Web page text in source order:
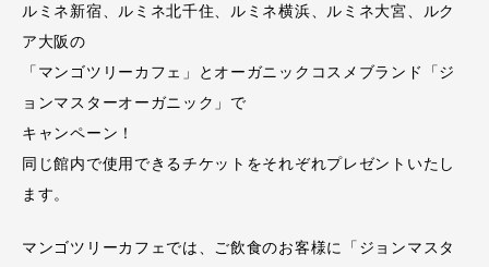
ルミネ新宿、ルミネ北千住、ルミネ横浜、ルミネ大宮、ルク
ア大阪の
「マンゴツリーカフェ」とオーガニックコスメブランド「ジ
ョンマスターオーガニック」で
キャンペーン！
同じ館内で使用できるチケットをそれぞれプレゼントいたし
ます。
マンゴツリーカフェでは、ご飲食のお客様に「ジョンマスタ